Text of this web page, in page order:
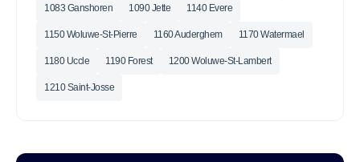
1083 Ganshoren 1090 Jette 1140 Evere
1150 Woluwe-St-Pierre 1160 Auderghem 1170 Watermael
1180 Uccle 1190 Forest 1200 Woluwe-St-Lambert
1210 Saint-Josse